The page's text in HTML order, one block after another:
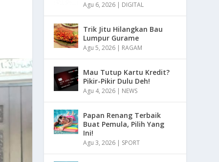
Agu 6, 2026 | DIGITAL
Trik Jitu Hilangkan Bau
Lumpur Gurame
Agu 5, 2026 | RAGAM
Mau Tutup Kartu Kredit?
Pikir-Pikir Dulu Deh!
Agu 4, 2026 | NEWS
Papan Renang Terbaik
Buat Pemula, Pilih Yang
Ini!
Agu 3, 2026 | SPORT